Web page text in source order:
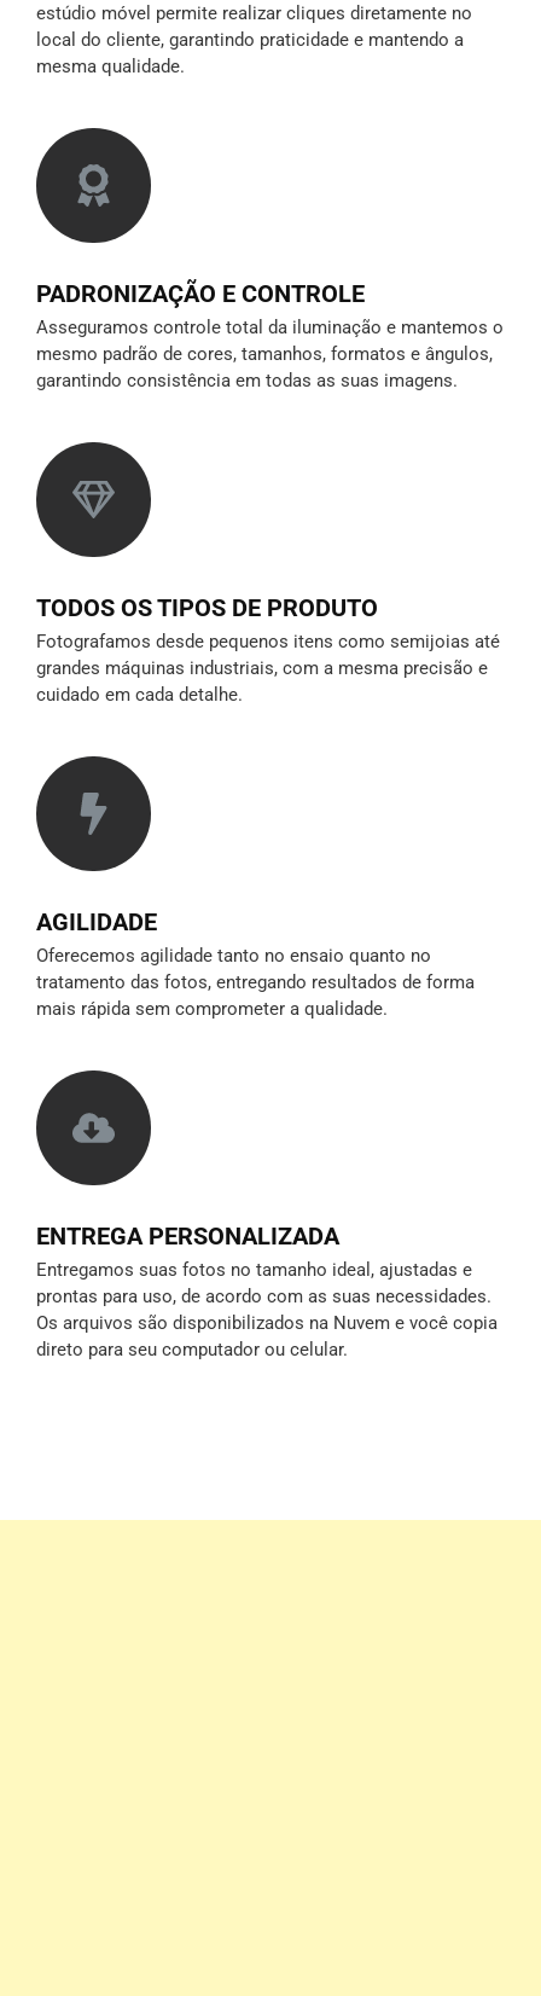
estúdio móvel permite realizar cliques diretamente no
local do cliente, garantindo praticidade e mantendo a
mesma qualidade.
PADRONIZAÇÃO E CONTROLE
Asseguramos controle total da iluminação e mantemos o
mesmo padrão de cores, tamanhos, formatos e ângulos,
garantindo consistência em todas as suas imagens.
TODOS OS TIPOS DE PRODUTO
Fotografamos desde pequenos itens como semijoias até
grandes máquinas industriais, com a mesma precisão e
cuidado em cada detalhe.
AGILIDADE
Oferecemos agilidade tanto no ensaio quanto no
tratamento das fotos, entregando resultados de forma
mais rápida sem comprometer a qualidade.
ENTREGA PERSONALIZADA
Entregamos suas fotos no tamanho ideal, ajustadas e
prontas para uso, de acordo com as suas necessidades.
Os arquivos são disponibilizados na Nuvem e você copia
direto para seu computador ou celular.